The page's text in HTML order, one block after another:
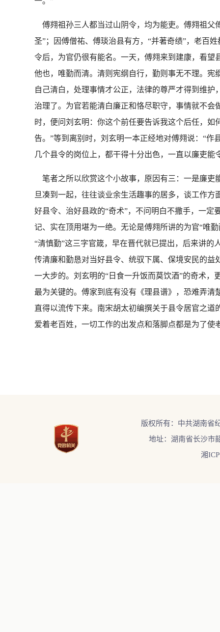
傅翙祖孙三人都当过山阴令，均为能吏。傅翙祖父
圣”；因傅僧祐、傅琰治县有方，“并著奇绩”，老百
令后，为官仍很有能名。一天，傅翙来到建康，看
他也，唯勤而清。清则宪纲自行，勤则事无不理。
自己清白，处理事情才公正，法律的尊严才得到维
治理了。为官若能清白廉正和恪尽职守，事情就不
时，便问刘玄明：你这个前任要告诉我这个后任，
告。”等到离别时，刘玄明一本正经地对傅翙说：“
几个县令的岗位上，都干得十分出色，一直以廉吏
笔者之所以欣赏这个小故事，原因有三：一是廉吏
旦凑到一起，往往谈业余生活趣事的居多，谈工作
好县令、治好县政的“奇术”，不问明白不撒手，一
记、实在顶用堪为一绝。无论是傅翙所讲的为官“唯
“清慎勤”这三字官箴，早在晋代就已提出，后来讲的
传清廉和勤恳对当好县令、统驭下属、保境安民的
一大步的。刘玄明的“日食一升饭而莫饮酒”的奇术
最为关键的。傅家到底有没有《理县谱》，恐难弄
直得以流传下来。南宋胡太初编撰关于县令居官之
爱着老百姓，一切工作的出发点和落脚点都是为了
版权所有：中共湖南省
地址：湖南省长沙市
湘